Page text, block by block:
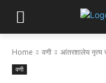
Home वणी आंतरशालेय नृत्य
वणी